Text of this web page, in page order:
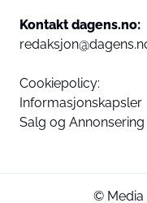
Kontakt dagens.no:
Cookiepolicy:
Informasjonskapsler
Salg og Annonsering
© Media